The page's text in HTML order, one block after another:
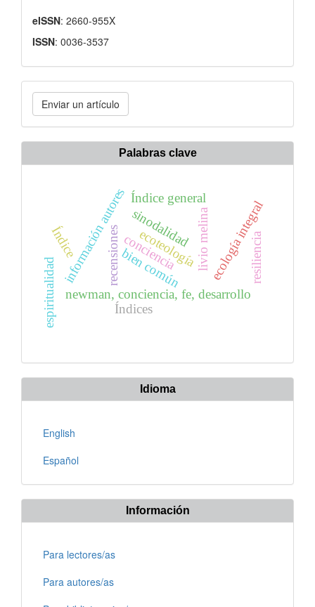
eISSN: 2660-955X
ISSN: 0036-3537
Enviar
un
artículo
Enviar un artículo
Palabras clave
recensiones
información autores
newman, conciencia, fe, desarrollo
livio melina
conciencia
ecoteología ecología integral
bien común
Índice general
sinodalidad
Índice resiliencia
espiritualidad Índices
Idioma
English
Español
Información
Para lectores/as
Para autores/as